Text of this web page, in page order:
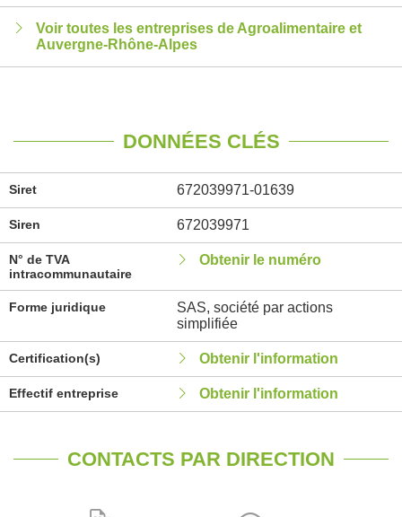
Voir toutes les entreprises de Agroalimentaire et
Auvergne-Rhône-Alpes
DONNÉES CLÉS
Siret 672039971-01639
Siren 672039971
N° de TVA
intracommunautaire
Obtenir le numéro
Forme juridique
SAS, société par actions
simplifiée
Certification(s) Obtenir l'information
Effectif entreprise Obtenir l'information
CONTACTS PAR DIRECTION